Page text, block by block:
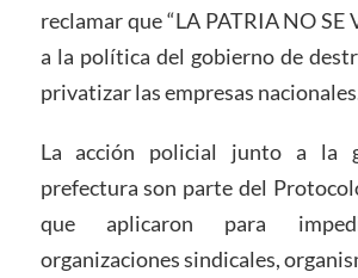
reclamar que “LA PATRIA NO SE
a la política del gobierno de
privatizar las empresas
La acción policial junto a la
prefectura son parte del
que aplicaron para
organizaciones sindicales,